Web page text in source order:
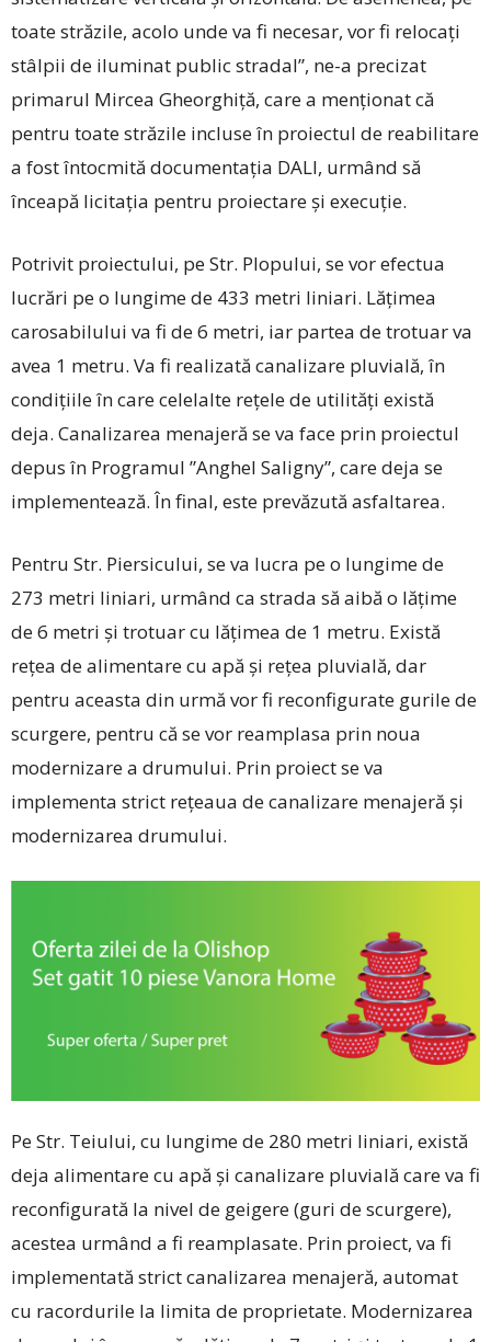
toate străzile, acolo unde va fi necesar, vor fi relocați
stâlpii de iluminat public stradal”, ne-a precizat
primarul Mircea Gheorghiță, care a menționat că
pentru toate străzile incluse în proiectul de reabilitare
a fost întocmită documentația DALI, urmând să
înceapă licitația pentru proiectare și execuție.
Potrivit proiectului, pe Str. Plopului, se vor efectua
lucrări pe o lungime de 433 metri liniari. Lățimea
carosabilului va fi de 6 metri, iar partea de trotuar va
avea 1 metru. Va fi realizată canalizare pluvială, în
condițiile în care celelalte rețele de utilități există
deja. Canalizarea menajeră se va face prin proiectul
depus în Programul ”Anghel Saligny”, care deja se
implementează. În final, este prevăzută asfaltarea.
Pentru Str. Piersicului, se va lucra pe o lungime de
273 metri liniari, urmând ca strada să aibă o lățime
de 6 metri și trotuar cu lățimea de 1 metru. Există
rețea de alimentare cu apă și rețea pluvială, dar
pentru aceasta din urmă vor fi reconfigurate gurile de
scurgere, pentru că se vor reamplasa prin noua
modernizare a drumului. Prin proiect se va
implementa strict rețeaua de canalizare menajeră și
modernizarea drumului.
Pe Str. Teiului, cu lungime de 280 metri liniari, există
deja alimentare cu apă și canalizare pluvială care va fi
reconfigurată la nivel de geigere (guri de scurgere),
acestea urmând a fi reamplasate. Prin proiect, va fi
implementată strict canalizarea menajeră, automat
cu racordurile la limita de proprietate. Modernizarea